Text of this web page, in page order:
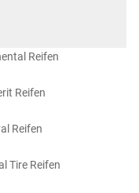
Reifen
Reifen
Reifen
Tire Reifen